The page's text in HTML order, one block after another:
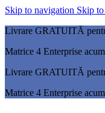
Skip to navigation Skip
Livrare GRATUITĂ
Matrice 4 Enterprise
Livrare GRATUITĂ
Matrice 4 Enterprise